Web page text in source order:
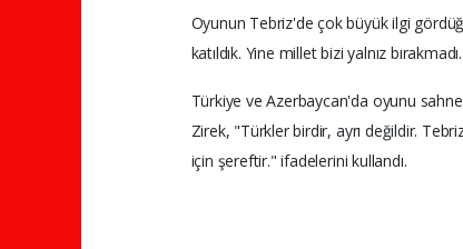
Oyunun Tebriz'de çok büyük ilgi
katıldık. Yine millet bizi yalnız
Türkiye ve Azerbaycan'da oyunu
Zirek, "Türkler birdir, ayrı değildir.
için şereftir." ifadelerini kullandı.